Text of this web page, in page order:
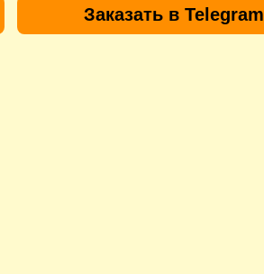
Заказать в Telegram